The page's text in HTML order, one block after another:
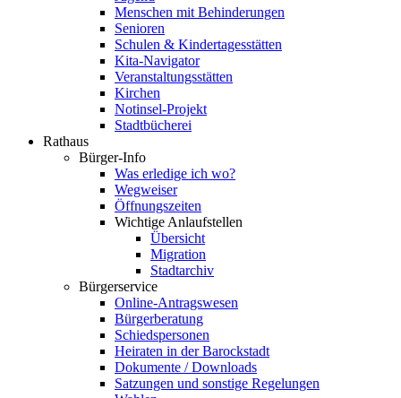
Menschen mit Behinderungen
Senioren
Schulen & Kindertagesstätten
Kita-Navigator
Veranstaltungsstätten
Kirchen
Notinsel-Projekt
Stadtbücherei
Rathaus
Bürger-Info
Was erledige ich wo?
Wegweiser
Öffnungszeiten
Wichtige Anlaufstellen
Übersicht
Migration
Stadtarchiv
Bürgerservice
Online-Antragswesen
Bürgerberatung
Schiedspersonen
Heiraten in der Barockstadt
Dokumente / Downloads
Satzungen und sonstige Regelungen